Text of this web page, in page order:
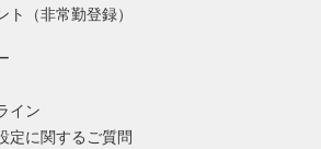
イン
定に関するご質問
（非常勤登録）